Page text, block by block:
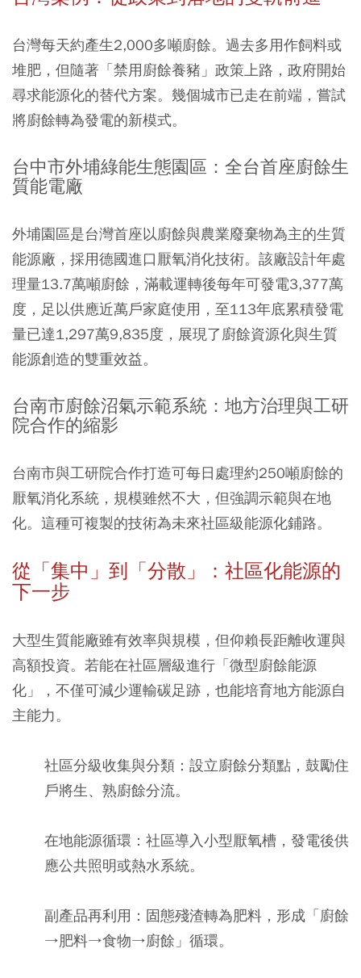
台灣每天約產生2,000多噸廚餘。過去多用作飼料或
堆肥，但隨著「禁用廚餘養豬」政策上路，政府開始
尋求能源化的替代方案。幾個城市已走在前端，嘗試
將廚餘轉為發電的新模式。
台中市外埔綠能生態園區：全台首座廚餘生
質能電廠
外埔園區是台灣首座以廚餘與農業廢棄物為主的生質
能源廠，採用德國進口厭氧消化技術。該廠設計年處
理量13.7萬噸廚餘，滿載運轉後每年可發電3,377萬
度，足以供應近萬戶家庭使用，至113年底累積發電
量已達1,297萬9,835度，展現了廚餘資源化與生質
能源創造的雙重效益。
台南市廚餘沼氣示範系統：地方治理與工研
院合作的縮影
台南市與工研院合作打造可每日處理約250噸廚餘的
厭氧消化系統，規模雖然不大，但強調示範與在地
化。這種可複製的技術為未來社區級能源化鋪路。
從「集中」到「分散」：社區化能源的
下一步
大型生質能廠雖有效率與規模，但仰賴長距離收運與
高額投資。 若能在社區層級進行「微型廚餘能源
化」，不僅可減少運輸碳足跡，也能培育地方能源自
主能力。
社區分級收集與分類： 設立廚餘分類點，鼓勵住
戶將生、熟廚餘分流。
在地能源循環： 社區導入小型厭氧槽，發電後供
應公共照明或熱水系統。
副產品再利用： 固態殘渣轉為肥料，形成「廚餘
→肥料→食物→廚餘」循環。